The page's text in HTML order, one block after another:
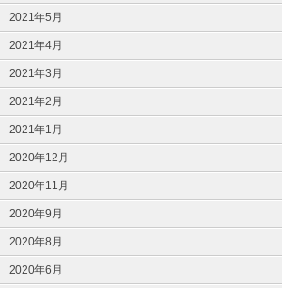
2021年5月
2021年4月
2021年3月
2021年2月
2021年1月
2020年12月
2020年11月
2020年9月
2020年8月
2020年6月